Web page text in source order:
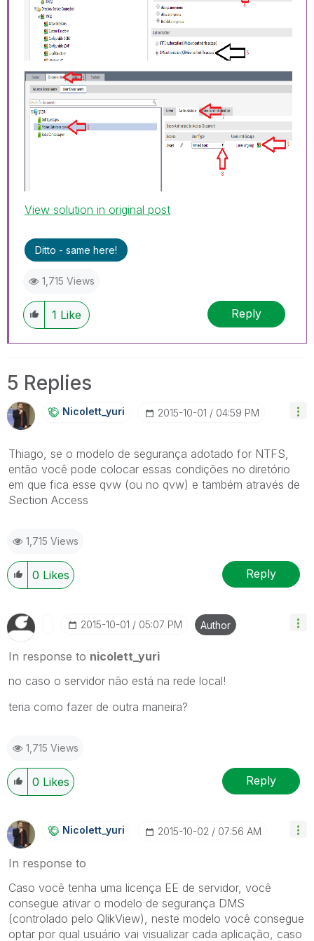
View solution in original post
Ditto - same here!
1,715 Views
1 Like Reply
5 Replies
Nicolett_yuri ‎2015-10-01 04:59 PM
Thiago, se o modelo de segurança adotado for NTFS,
então você pode colocar essas condições no diretório
em que fica esse qvw (ou no qvw) e também através de
Section Access
1,715 Views
0 Likes Reply
‎2015-10-01 05:07 PM Author
In response to nicolett_yuri
no caso o servidor não está na rede local!
teria como fazer de outra maneira?
1,715 Views
0 Likes Reply
Nicolett_yuri ‎2015-10-02 07:56 AM
In response to
Caso você tenha uma licença EE de servidor, você
consegue ativar o modelo de segurança DMS
(controlado pelo QlikView), neste modelo você consegue
optar por qual usuário vai visualizar cada aplicação, caso